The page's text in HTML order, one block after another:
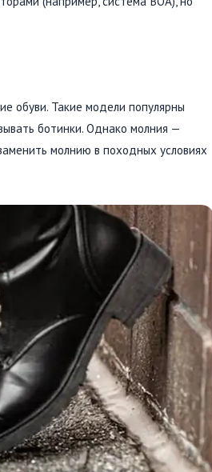
обуви. Такие модели популярны
ботинки. Однако молния —
молнию в походных условиях